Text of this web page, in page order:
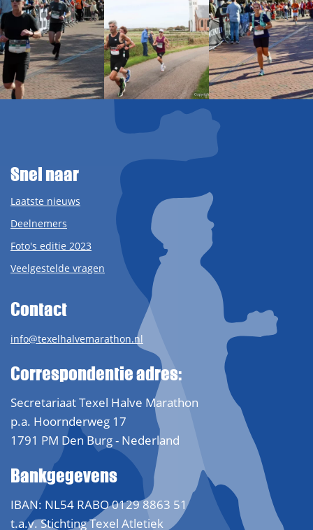
Snel naar
Laatste nieuws
Deelnemers
Foto's editie 2023
Veelgestelde vragen
Contact
info@texelhalvemarathon.nl
Correspondentie adres:
Secretariaat Texel Halve Marathon
p.a. Hoornderweg 17
1791 PM Den Burg - Nederland
Bankgegevens
IBAN: NL54 RABO 0129 8863 51
t.a.v. Stichting Texel Atletiek